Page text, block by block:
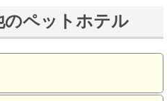
ペットホテル